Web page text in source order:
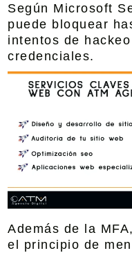
Según Microsoft
puede bloquear
intentos de
credenciales.
Además de la
el principio de